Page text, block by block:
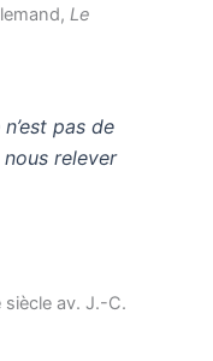
Le
pas de
relever
av. J.-C.